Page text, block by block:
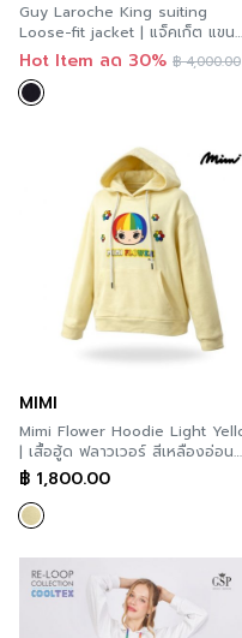
Guy Laroche King suiting
Loose-fit jacket | แจ็คเก็ต แขน
ยาว สีดำ G9YSBL
Hot Item ลด 30% ฿4,000.00
MIMI
Mimi Flower Hoodie Light Yellow
| เสื้อฮู้ด ฟลาวเวอร์ สีเหลืองอ่อน
A9ZLLY
฿ 1,800.00